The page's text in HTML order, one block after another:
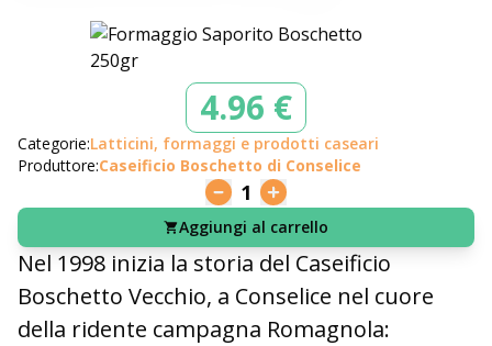
4.96 €
Categorie:Latticini, formaggi e prodotti caseari
Produttore:Caseificio Boschetto di Conselice
1
Aggiungi al carrello
Nel 1998 inizia la storia del Caseificio
Boschetto Vecchio, a Conselice nel cuore
della ridente campagna Romagnola: